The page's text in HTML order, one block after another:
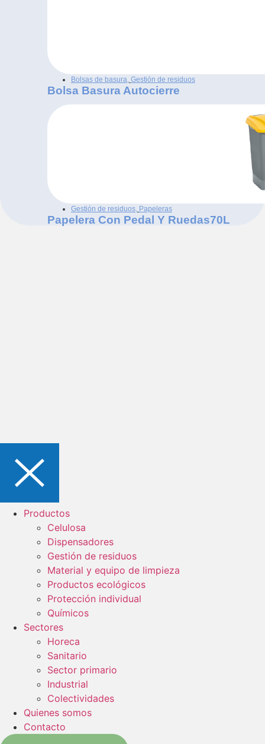
Bolsas de basura Gestión de residuos
Bolsa Basura Autocierre
Gestión de residuos, Papeleras
Papelera Con Pedal Y Ruedas70L
Productos
Celulosa
Dispensadores
Gestión de residuos
Material y equipo de limpieza
Productos ecológicos
Protección individual
Químicos
Sectores
Horeca
Sanitario
Sector primario
Industrial
Colectividades
Quienes somos
Contacto